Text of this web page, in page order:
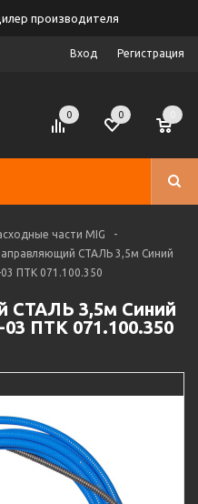
производителя
Вход Регистрация
0 0
части MIG
-
СТАЛЬ 3,5м Синий
ПТК 071.100.350
СТАЛЬ 3,5м Синий
ПТК 071.100.350